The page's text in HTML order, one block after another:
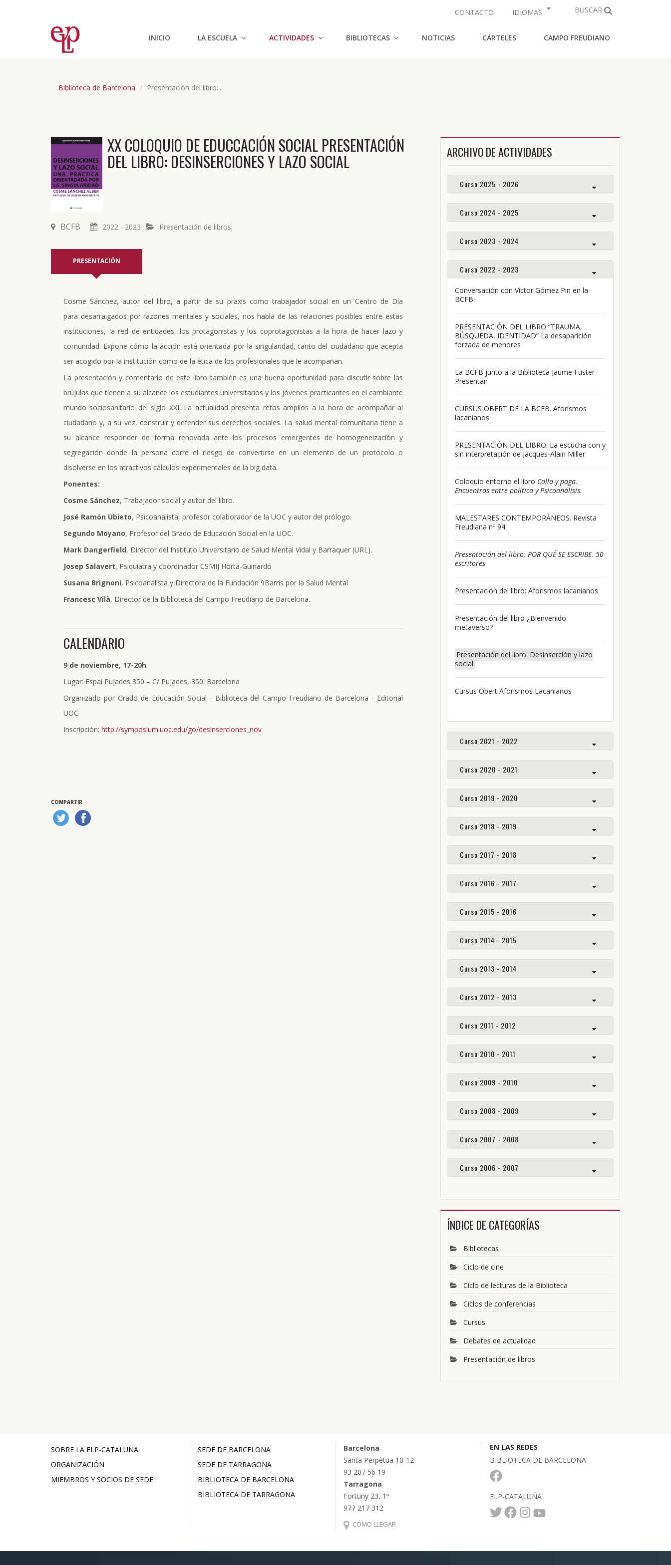
CONTACTO IDIOMAS BUSCAR
INICIO LA ESCUELA ACTIVIDADES BIBLIOTECAS NOTICIAS CÁRTELES CAMPO FREUDIANO
Biblioteca de Barcelona Presentación del libro:...
XX COLOQUIO DE EDUCCACIÓN SOCIAL PRESENTACIÓN
DEL LIBRO: DESINSERCIONES Y LAZO SOCIAL
BCFB 2022 - 2023 Presentación de libros
PRESENTACIÓN
Cosme Sánchez, autor del libro, a partir de su praxis como trabajador social en un Centro de Día
para desarraigados por razones mentales y sociales, nos habla de las relaciones posibles entre estas
instituciones, la red de entidades, los protagonistas y los coprotagonistas a la hora de hacer lazo y
comunidad. Expone cómo la acción está orientada por la singularidad, tanto del ciudadano que acepta
ser acogido por la institución como de la ética de los profesionales que le acompañan.
La presentación y comentario de este libro también es una buena oportunidad para discutir sobre las
brújulas que tienen a su alcance los estudiantes universitarios y los jóvenes practicantes en el cambiante
mundo sociosanitario del siglo XXI. La actualidad presenta retos amplios a la hora de acompañar al
ciudadano y, a su vez, construir y defender sus derechos sociales. La salud mental comunitaria tiene a
su alcance responder de forma renovada ante los procesos emergentes de homogeneización y
segregación donde la persona corre el riesgo de convertirse en un elemento de un protocolo o
disolverse en los atractivos cálculos experimentales de la big data.
Ponentes:
Cosme Sánchez, Trabajador social y autor del libro.
José Ramón Ubieto, Psicoanalista, profesor colaborador de la UOC y autor del prólogo.
Segundo Moyano, Profesor del Grado de Educación Social en la UOC.
Mark Dangerfield, Director del Instituto Universitario de Salud Mental Vidal y Barraquer (URL).
Josep Salavert, Psiquiatra y coordinador CSMIJ Horta-Guinardó
Susana Brignoni, Psicoanalista y Directora de la Fundación 9Barris por la Salud Mental
Francesc Vilà, Director de la Biblioteca del Campo Freudiano de Barcelona.
CALENDARIO
9 de noviembre, 17-20h.
Lugar: Espai Pujades 350 – C/ Pujades, 350. Barcelona
Organizado por Grado de Educación Social - Biblioteca del Campo Freudiano de Barcelona - Editorial
UOC
Inscripción: http://symposium.uoc.edu/go/desinserciones_nov
COMPARTIR
ARCHIVO DE ACTIVIDADES
Curso 2025 - 2026
Curso 2024 - 2025
Curso 2023 - 2024
Curso 2022 - 2023
Conversación con Víctor Gómez Pin en la
BCFB
PRESENTACIÓN DEL LIBRO “TRAUMA,
BÚSQUEDA, IDENTIDAD” La desaparición
forzada de menores
La BCFB junto a la Biblioteca Jaume Fuster
Presentan
CURSUS OBERT DE LA BCFB. Aforismos
lacanianos
PRESENTACIÓN DEL LIBRO: La escucha con y
sin interpretación de Jacques-Alain Miller
Coloquio entorno el libro Calla y paga.
Encuentros entre política y Psicoanálisis.
MALESTARES CONTEMPORÁNEOS. Revista
Freudiana nº 94
Presentación del libro: POR QUÉ SE ESCRIBE. 50
escritores.
Presentación del libro: Aforismos lacanianos
Presentación del libro ¿Bienvenido
metaverso?
Presentación del libro: Desinserción y lazo
social
Cursus Obert Aforismos Lacanianos
Curso 2021 - 2022
Curso 2020 - 2021
Curso 2019 - 2020
Curso 2018 - 2019
Curso 2017 - 2018
Curso 2016 - 2017
Curso 2015 - 2016
Curso 2014 - 2015
Curso 2013 - 2014
Curso 2012 - 2013
Curso 2011 - 2012
Curso 2010 - 2011
Curso 2009 - 2010
Curso 2008 - 2009
Curso 2007 - 2008
Curso 2006 - 2007
ÍNDICE DE CATEGORÍAS
Bibliotecas
Ciclo de cine
Ciclo de lecturas de la Biblioteca
Ciclos de conferencias
Cursus
Debates de actualidad
Presentación de libros
SOBRE LA ELP-CATALUÑA
ORGANIZACIÓN
MIEMBROS Y SOCIOS DE SEDE
SEDE DE BARCELONA
SEDE DE TARRAGONA
BIBLIOTECA DE BARCELONA
BIBLIOTECA DE TARRAGONA
Barcelona
Santa Perpètua 10-12
93 207 56 19
Tarragona
Fortuny 23, 1º
977 217 312
CÓMO LLEGAR
EN LAS REDES
BIBLIOTECA DE BARCELONA
ELP-CATALUÑA